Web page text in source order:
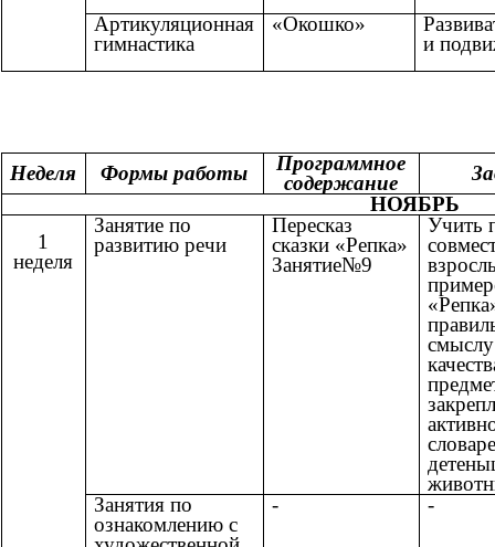
Артикуляционная
гимнастика
«Окошко»
и
Неделя Формы работы
Программное
содержание
НОЯБРЬ
1
неделя
Занятие по
развитию речи
Пересказ
сказки «Репка»
Занятие№9
Учить
Занятия по
ознакомлению с
- -